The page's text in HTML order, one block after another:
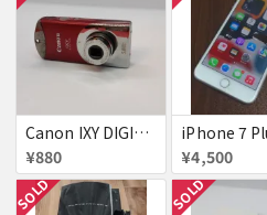
Canon IXY DIGITAL L3 ズームレンズ不良
¥880
¥4,500
SOLD SOLD